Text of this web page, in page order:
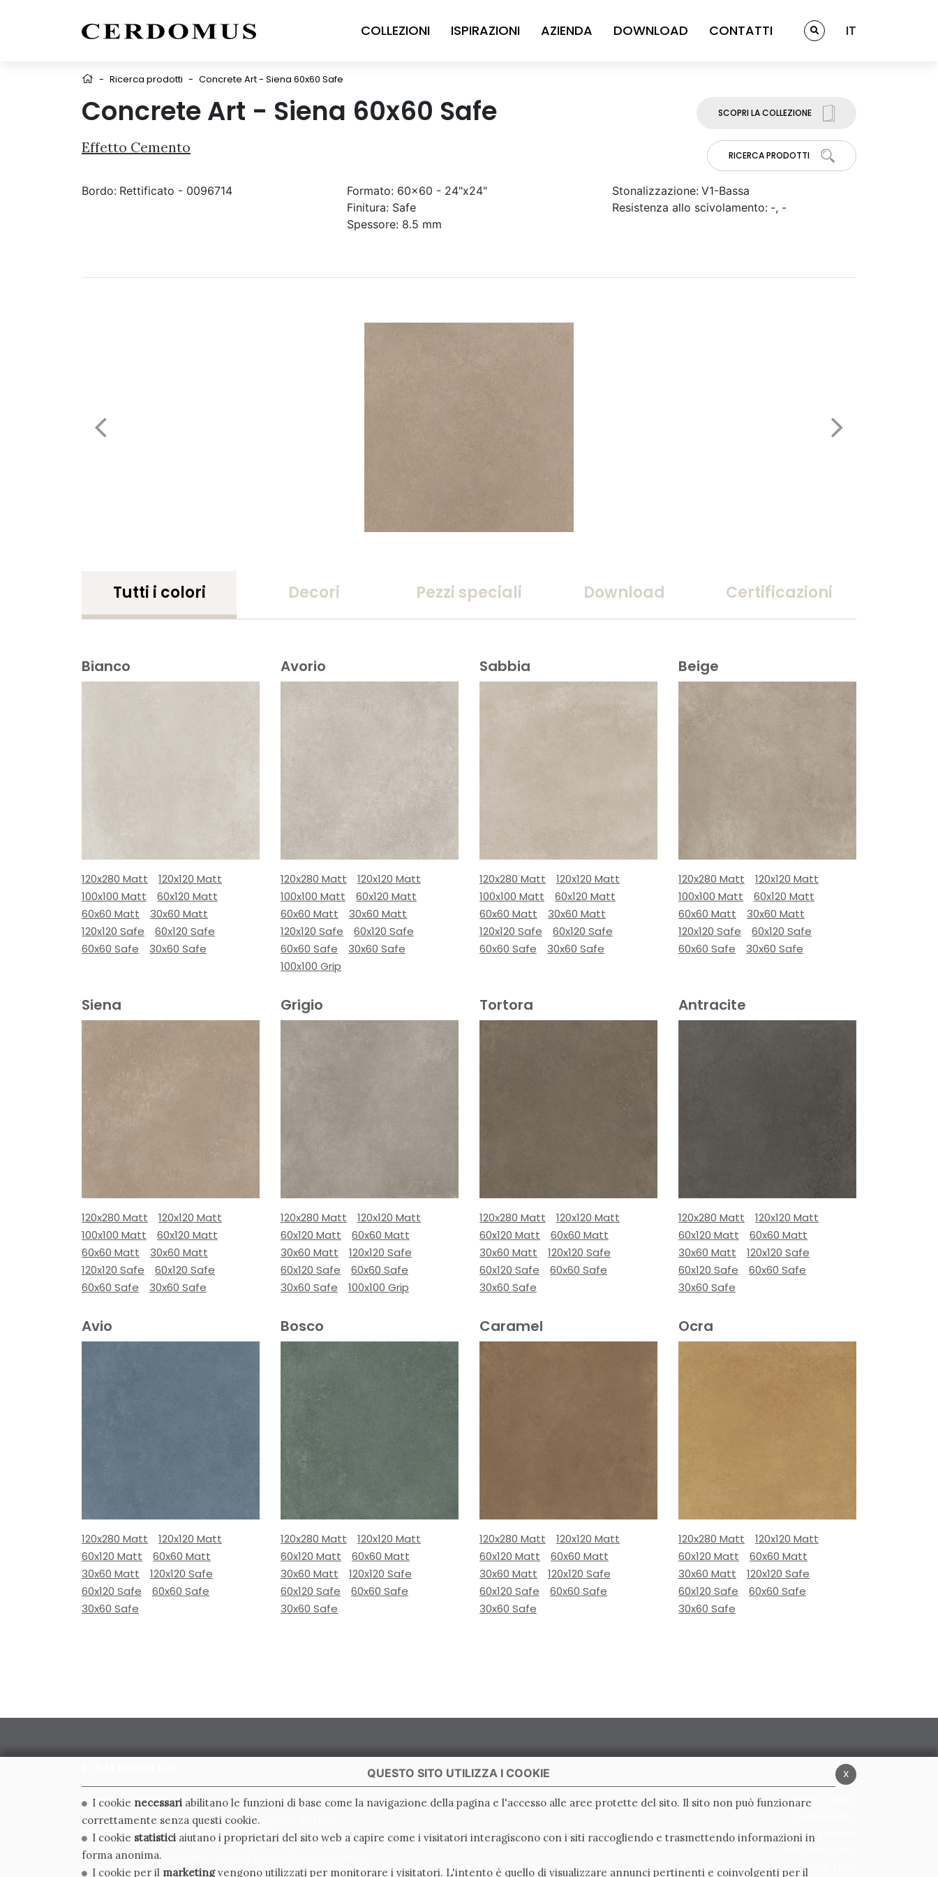
COLLEZIONI ISPIRAZIONI AZIENDA DOWNLOAD CONTATTI IT
- Ricerca prodotti - Concrete Art - Siena 60x60 Safe
Concrete Art - Siena 60x60 Safe
Effetto Cemento
SCOPRI LA COLLEZIONE
RICERCA PRODOTTI
Bordo: Rettificato - 0096714 Formato: 60x60 - 24"x24"
Finitura: Safe
Spessore: 8.5 mm
Stonalizzazione: V1-Bassa
Resistenza allo scivolamento: -, -
Tutti i colori Decori Pezzi speciali Download Certificazioni
Bianco
120x280 Matt
120x120 Matt
100x100 Matt
60x120 Matt
60x60 Matt
30x60 Matt
120x120 Safe
60x120 Safe
60x60 Safe
30x60 Safe
Avorio
120x280 Matt
120x120 Matt
100x100 Matt
60x120 Matt
60x60 Matt
30x60 Matt
120x120 Safe
60x120 Safe
60x60 Safe
30x60 Safe
100x100 Grip
Sabbia
120x280 Matt
120x120 Matt
100x100 Matt
60x120 Matt
60x60 Matt
30x60 Matt
120x120 Safe
60x120 Safe
60x60 Safe
30x60 Safe
Beige
120x280 Matt
120x120 Matt
100x100 Matt
60x120 Matt
60x60 Matt
30x60 Matt
120x120 Safe
60x120 Safe
60x60 Safe
30x60 Safe
Siena
120x280 Matt
120x120 Matt
100x100 Matt
60x120 Matt
60x60 Matt
30x60 Matt
120x120 Safe
60x120 Safe
60x60 Safe
30x60 Safe
Grigio
120x280 Matt
120x120 Matt
60x120 Matt
60x60 Matt
30x60 Matt
120x120 Safe
60x120 Safe
60x60 Safe
30x60 Safe
100x100 Grip
Tortora
120x280 Matt
120x120 Matt
60x120 Matt
60x60 Matt
30x60 Matt
120x120 Safe
60x120 Safe
60x60 Safe
30x60 Safe
Antracite
120x280 Matt
120x120 Matt
60x120 Matt
60x60 Matt
30x60 Matt
120x120 Safe
60x120 Safe
60x60 Safe
30x60 Safe
Avio
120x280 Matt
120x120 Matt
60x120 Matt
60x60 Matt
30x60 Matt
120x120 Safe
60x120 Safe
60x60 Safe
30x60 Safe
Bosco
120x280 Matt
120x120 Matt
60x120 Matt
60x60 Matt
30x60 Matt
120x120 Safe
60x120 Safe
60x60 Safe
30x60 Safe
Caramel
120x280 Matt
120x120 Matt
60x120 Matt
60x60 Matt
30x60 Matt
120x120 Safe
60x120 Safe
60x60 Safe
30x60 Safe
Ocra
120x280 Matt
120x120 Matt
60x120 Matt
60x60 Matt
30x60 Matt
120x120 Safe
60x120 Safe
60x60 Safe
30x60 Safe
CERDOMUS S.R.L.
Via Emilia Ponente, 1000 - 48014 Castel Bolognese (RA) Italy
Tel. +39.0546.652111 - Email: info@cerdomus.com
Codice Fiscale e numero iscrizione al registro imprese di Ravenna
02620780391 - REA RA 217992 - Capitale Sociale Euro 20.000.000 i.v.
Privacy Policy
Condizioni generali
Codice Etico
x
QUESTO SITO UTILIZZA I COOKIE
I cookie necessari abilitano le funzioni di base come la navigazione della pagina e l'accesso alle aree protette del sito. Il sito non può funzionare
correttamente senza questi cookie.
I cookie statistici aiutano i proprietari del sito web a capire come i visitatori interagiscono con i siti raccogliendo e trasmettendo informazioni in
forma anonima.
I cookie per il marketingvengono utilizzati per monitorare i visitatori. L'intento è quello di visualizzare annunci pertinenti e coinvolgenti per il